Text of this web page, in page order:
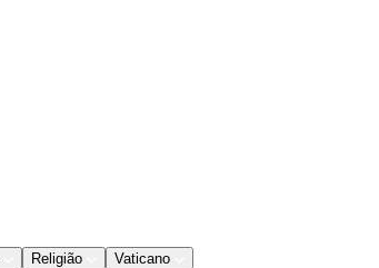
Religião Vaticano